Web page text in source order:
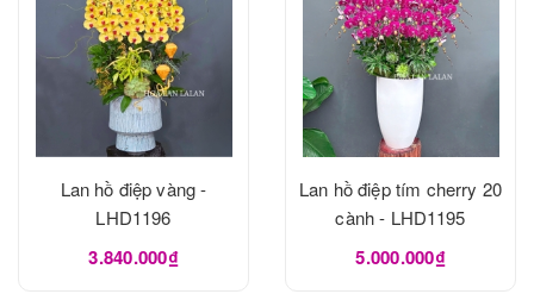
Lan hồ điệp vàng -
LHD1196
3.840.000₫
Lan hồ điệp tím cherry 20
cành - LHD1195
5.000.000₫